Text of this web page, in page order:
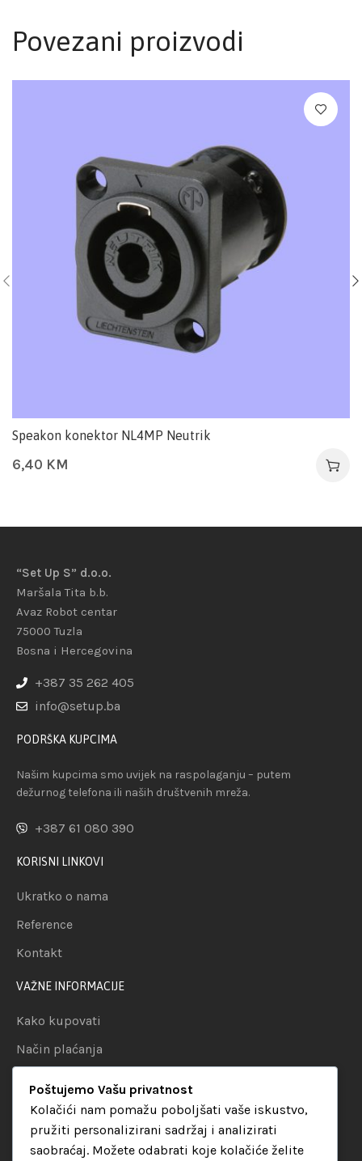
Povezani proizvodi
Speakon konektor NL4MP Neutrik
6,40 KM
“Set Up S” d.o.o.
Maršala Tita b.b.
Avaz Robot centar
75000 Tuzla
Bosna i Hercegovina
+387 35 262 405
info@setup.ba
PODRŠKA KUPCIMA
Našim kupcima smo uvijek na raspolaganju – putem
dežurnog telefona ili naših društvenih mreža.
+387 61 080 390
KORISNI LINKOVI
Ukratko o nama
Reference
Kontakt
VAŽNE INFORMACIJE
Kako kupovati
Način plaćanja
Politika privatnosti
KATEGORIJE
Poštujemo Vašu privatnost
Kolačići nam pomažu poboljšati vaše iskustvo,
pružiti personalizirani sadržaj i analizirati
saobraćaj. Možete odabrati koje kolačiće želite